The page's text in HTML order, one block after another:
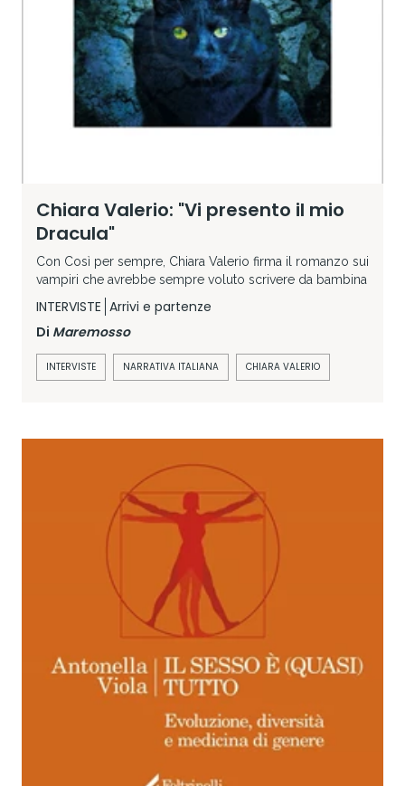
Chiara Valerio: "Vi presento il mio
Dracula"
Con Così per sempre, Chiara Valerio firma il romanzo sui
vampiri che avrebbe sempre voluto scrivere da bambina
INTERVISTE Arrivi e partenze
Di Maremosso
INTERVISTE NARRATIVA ITALIANA CHIARA VALERIO